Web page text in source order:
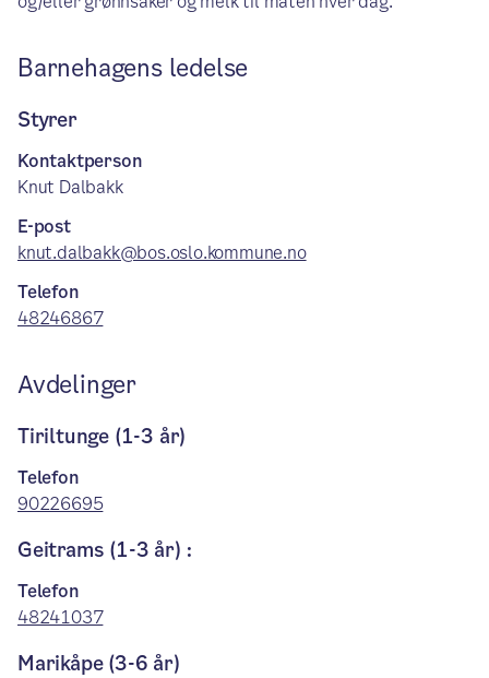
Barnehagens ledelse
Styrer
Kontaktperson
Knut Dalbakk
E-post
knut.dalbakk@bos.oslo.kommune.no
Telefon
48246867
Avdelinger
Tiriltunge (1-3 år)
Telefon
90226695
Geitrams (1-3 år) :
Telefon
48241037
Marikåpe (3-6 år)